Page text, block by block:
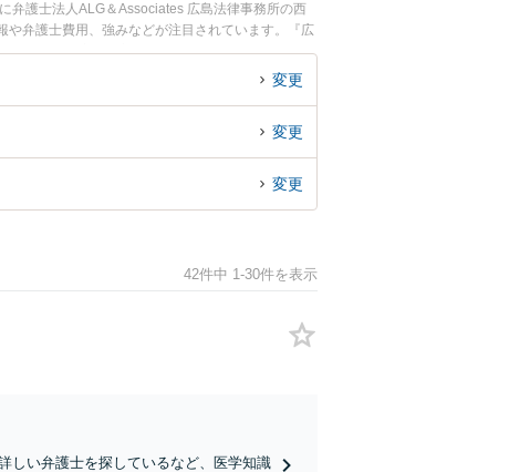
弁護士法人ALG＆Associates 広島法律事務所の西
弁護士費用、強みなどが注目されています。『広
ブル解決の実績豊富な近くの弁護士を検索したい』
おすすめです。
変更
変更
変更
42件中 1-30件を表示
しい弁護士を探しているなど、医学知識